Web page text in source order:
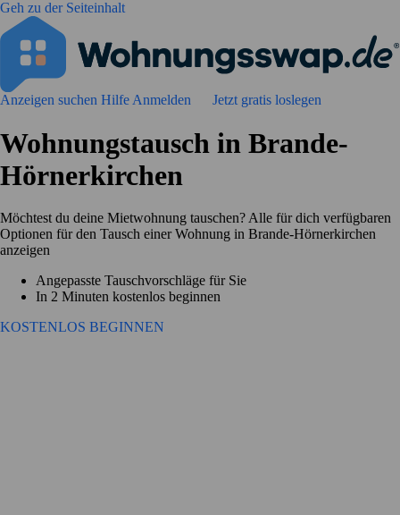
Geh zu der Seiteinhalt
Anzeigen suchen Hilfe Anmelden Jetzt gratis loslegen
Wohnungstausch in Brande-
Hörnerkirchen
Möchtest du deine Mietwohnung tauschen? Alle für dich verfügbaren
Optionen für den Tausch einer Wohnung in Brande-Hörnerkirchen
anzeigen
Angepasste Tauschvorschläge für Sie
In 2 Minuten kostenlos beginnen
KOSTENLOS BEGINNEN